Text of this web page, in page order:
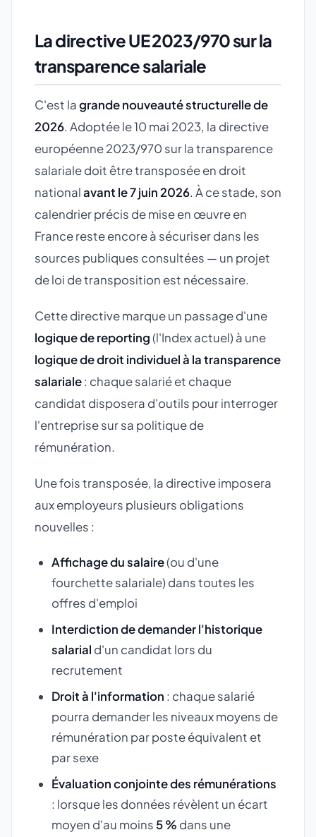
La directive UE 2023/970 sur la
transparence salariale
C'est lagrande nouveauté structurelle de
2026. Adoptée le 10 mai 2023, la directive
européenne 2023/970 sur la transparence
salariale doit être transposée en droit
nationalavant le 7 juin 2026. À ce stade, son
calendrier précis de mise en œuvre en
France reste encore à sécuriser dans les
sources publiques consultées — un projet
de loi de transposition est nécessaire.
Cette directive marque un passage d'une
logique de reporting(l'Index actuel) à une
logique de droit individuel à la transparence
salariale: chaque salarié et chaque
candidat disposera d'outils pour interroger
l'entreprise sur sa politique de
rémunération.
Une fois transposée, la directive imposera
aux employeurs plusieurs obligations
nouvelles :
Affichage du salaire(ou d'une
fourchette salariale) dans toutes les
offres d'emploi
Interdiction de demander l'historique
salarial d'un candidat lors du
recrutement
Droit à l'information : chaque salarié
pourra demander les niveaux moyens de
rémunération par poste équivalent et
par sexe
Évaluation conjointe des rémunérations
: lorsque les données révèlent un écart
moyen d'au moins 5 % dans une